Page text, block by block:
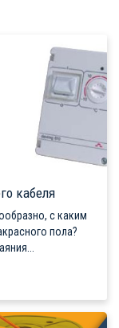
кабеля
с каким
пола?